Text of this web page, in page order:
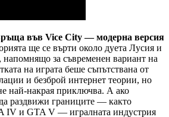
във Vice City — модерна версия
ще се върти около дуета Лусия и
за съвременен вариант на
на играта беше съпътствана от
и безброй интернет теории, но
най-накрая приключва. А ако
раздвижи границите — както
IV и GTA V — игралната индустрия